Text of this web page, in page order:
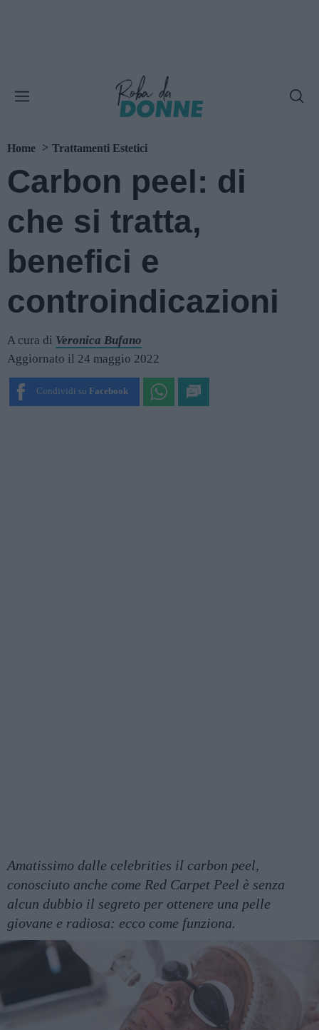
Home Trattamenti Estetici
Carbon peel: di
che si tratta,
benefici e
controindicazioni
A cura di Veronica Bufano
Aggiornato il 24 maggio 2022
Condividi su Facebook
Amatissimo dalle celebrities il carbon peel,
conosciuto anche come Red Carpet Peel è senza
alcun dubbio il segreto per ottenere una pelle
giovane e radiosa: ecco come funziona.